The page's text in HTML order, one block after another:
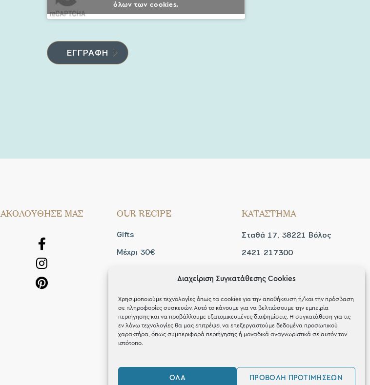
Διαχείριση Συγκατάθεσης Cookies
Χρησιμοποιούμε τεχνολογίες όπως τα cookies για την αποθήκευση ή/και την πρόσβαση
σε πληροφορίες συσκευών. Αυτό το κάνουμε για να βελτιώσουμε την εμπειρία
περιήγησης και να προβάλλουμε εξατομικευμένες διαφημίσεις. Η συγκατάθεση για τις
εν λόγω τεχνολογίες θα μας επιτρέψει να επεξεργαστούμε δεδομένα προσωπικού
χαρακτήρα, όπως συμπεριφορά περιήγησης ή μοναδικά αναγνωριστικά σε αυτόν τον
ιστότοπο.
ΌΛΑ ΠΡΟΒΟΛΉ ΠΡΟΤΙΜΉΣΕΩΝ
όλων των cookies.
AΚΟΛΟΥΘΗΣΕ ΜΑΣ OUR RECIPE
Gifts
Μέχρι 30€
ΚΑΤΑΣΤΗΜΑ
Σταθά 17, 38221 Βόλος
2421 217300
Τριτ / Πεμ / Παρ: 09:00 -
21:00